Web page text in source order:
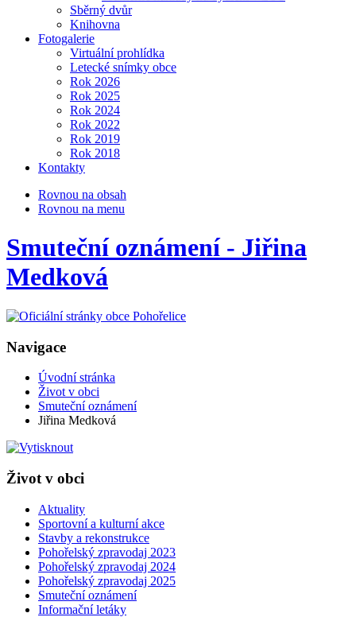
Sběrný dvůr
Knihovna
Fotogalerie
Virtuální prohlídka
Letecké snímky obce
Rok 2026
Rok 2025
Rok 2024
Rok 2022
Rok 2019
Rok 2018
Kontakty
Rovnou na obsah
Rovnou na menu
Smuteční oznámení - Jiřina
Medková
Navigace
Úvodní stránka
Život v obci
Smuteční oznámení
Jiřina Medková
Život v obci
Aktuality
Sportovní a kulturní akce
Stavby a rekonstrukce
Pohořelský zpravodaj 2023
Pohořelský zpravodaj 2024
Pohořelský zpravodaj 2025
Smuteční oznámení
Informační letáky